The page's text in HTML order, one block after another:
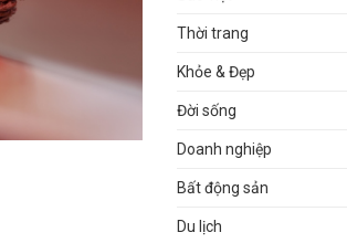
Thời trang
Khỏe & Đẹp
Đời sống
Doanh nghiệp
Bất động sản
Du lịch